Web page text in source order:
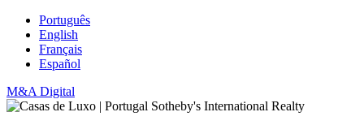
Português
English
Français
Español
M&A Digital